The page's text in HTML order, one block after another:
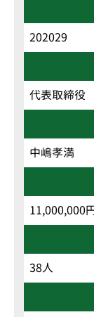
202029
代表取締役
中嶋孝満
11,000,000
38人